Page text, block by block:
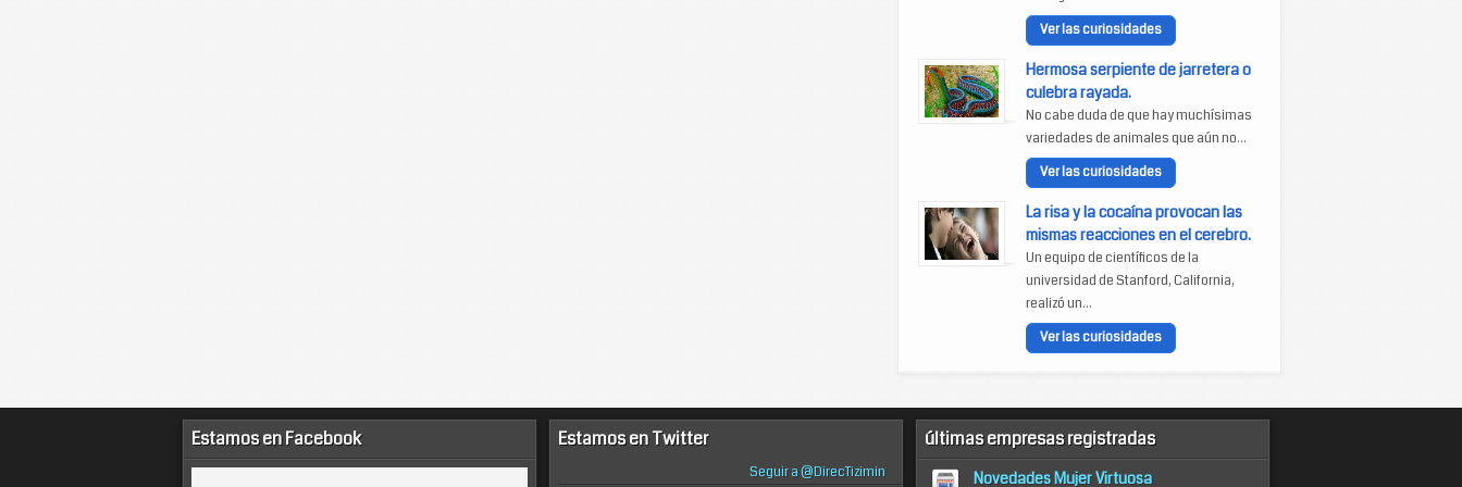
Ver las curiosidades
Hermosa serpiente de jarretera o
culebra rayada.
No cabe duda de que hay muchísimas
variedades de animales que aún no...
Ver las curiosidades
La risa y la cocaína provocan las
mismas reacciones en el cerebro.
Un equipo de científicos de la
universidad de Stanford, California,
realizó un...
Ver las curiosidades
Estamos en Facebook Estamos en Twitter
Seguir a @DirecTizimin
últimas empresas registradas
Novedades Mujer Virtuosa